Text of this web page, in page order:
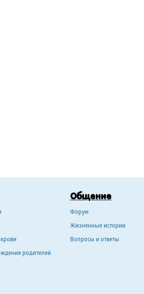
родителей
Общение
Форум
Жизненные истории
Вопросы и ответы